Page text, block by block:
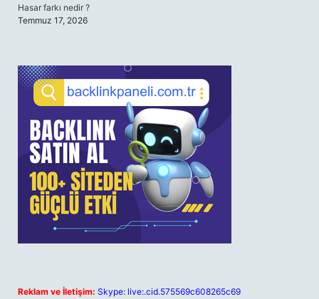
Hasar farkı nedir ?
Temmuz 17, 2026
Reklam ve İletişim: Skype: live:.cid.575569c608265c69